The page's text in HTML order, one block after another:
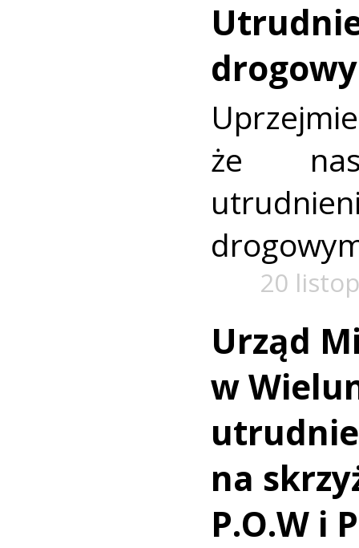
że
20
Urząd
w
na
P.O.W i